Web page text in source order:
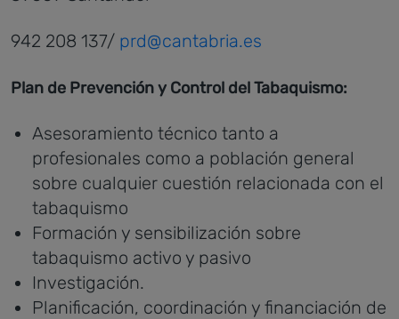
942 208 137/ prd@cantabria.es
Plan de Prevención y Control del Tabaquismo:
Asesoramiento técnico tanto a
profesionales como a población general
sobre cualquier cuestión relacionada con el
tabaquismo
Formación y sensibilización sobre
tabaquismo activo y pasivo
Investigación.
Planificación, coordinación y financiación de